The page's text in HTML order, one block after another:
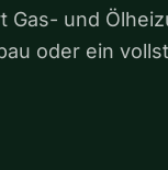
und
oder ein